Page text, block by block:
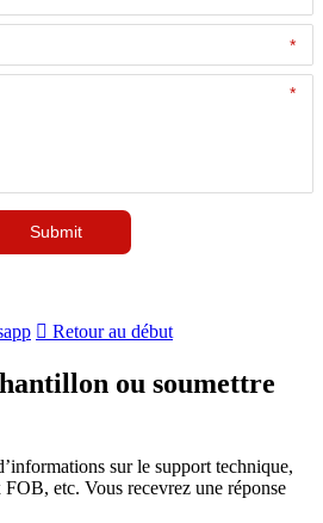
 Retour au début
ou soumettre
sur le support technique,
etc. Vous recevrez une réponse